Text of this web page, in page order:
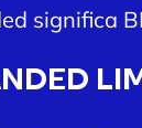
significa